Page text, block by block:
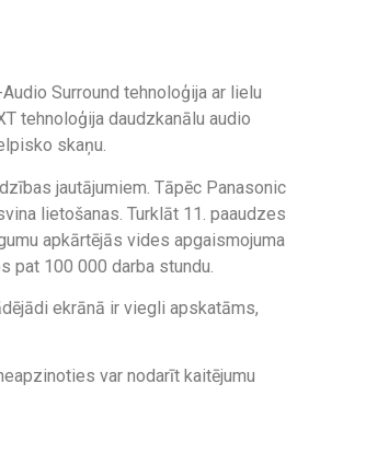
Surround tehnoloģija ar lielu
tehnoloģija daudzkanālu audio
skaņu.
jautājumiem. Tāpēc Panasonic
lietošanas. Turklāt 11. paaudzes
apkārtējās vides apgaismojuma
pat 100 000 darba stundu.
ekrānā ir viegli apskatāms,
var nodarīt kaitējumu